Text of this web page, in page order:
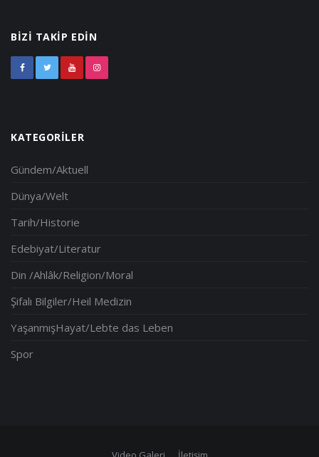
BIZI TAKIP EDIN
KATEGORILER
Gündem/Aktuell
Dünya/Welt
Tarih/Historie
Edebiyat/Literatur
Din /Ahlâk/Religion/Moral
Şifalı Bilgiler/Heil Medizin
YaşanmışHayat/Lebte das Leben
Spor